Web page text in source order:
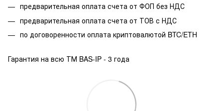
предварительная оплата счета от ФОП без НДС
предварительная оплата счета от ТОВ с НДС
по договоренности оплата криптовалютой BTC/ETH
Гарантия на всю ТМ BAS-IP - 3 года